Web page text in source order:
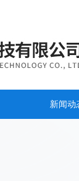
新闻动